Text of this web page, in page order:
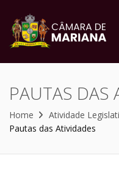
PAUTAS DAS
Home Atividade
Pautas das Atividades